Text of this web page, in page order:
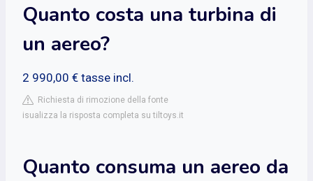
Quanto costa una turbina di
un aereo?
2 990,00 € tasse incl.
Richiesta di rimozione della fonte
isualizza la risposta completa su tiltoys.it
Quanto consuma un aereo da